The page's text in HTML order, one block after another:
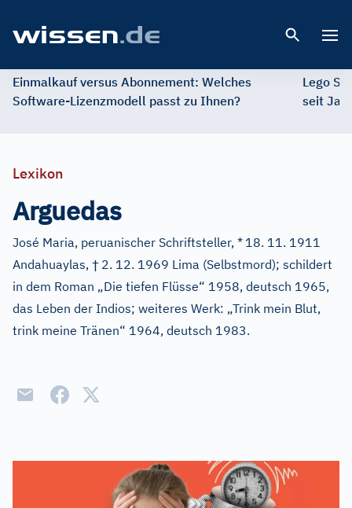
Einmalkauf versus Abonnement: Welches
Software-Lizenzmodell passt zu Ihnen?
Lego
seit
Lexikon
Arguedas
José Maria, peruanischer Schriftsteller, * 18. 11. 1911
Andahuaylas, † 2. 12. 1969 Lima (Selbstmord); schildert
in dem Roman „Die tiefen Flüsse“ 1958, deutsch 1965,
das Leben der Indios; weiteres Werk: „Trink mein Blut,
trink meine Tränen“ 1964, deutsch 1983.